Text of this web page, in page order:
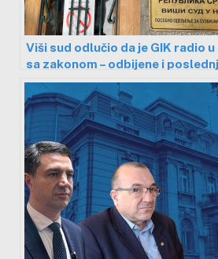
Viši sud odlučio da je GIK radio
sa zakonom – odbijene i
opozicije